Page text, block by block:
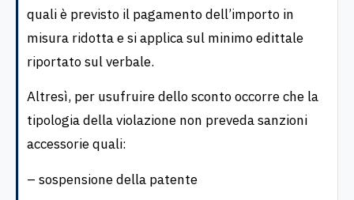
quali è previsto il pagamento dell’importo in
misura ridotta e si applica sul minimo edittale
riportato sul verbale.
Altresì, per usufruire dello sconto occorre che la
tipologia della violazione non preveda sanzioni
accessorie quali:
– sospensione della patente